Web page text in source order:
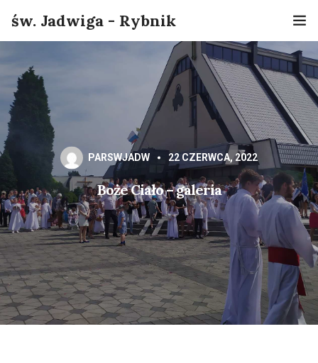
św. Jadwiga - Rybnik
Informacje
Sakramenty
Grupy
Kontakt
Online
PARSWJADW 22 CZERWCA, 2022
Boże Ciało – galeria